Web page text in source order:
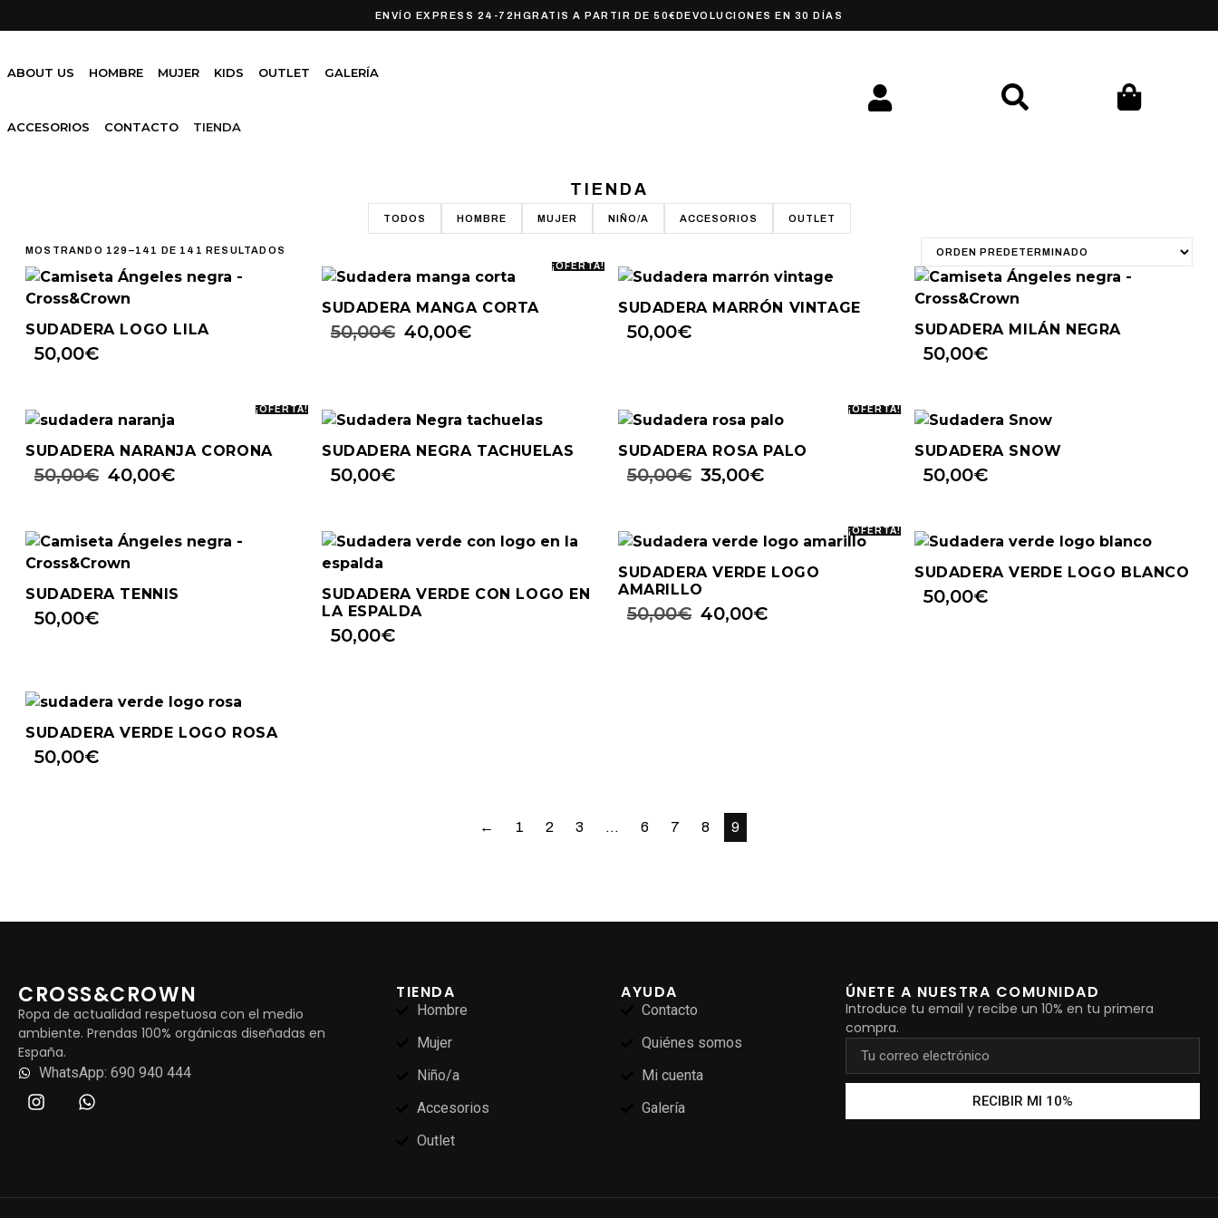
ENVÍO EXPRESS 24-72H GRATIS A PARTIR DE 50€DEVOLUCIONES EN 30 DÍAS
ABOUT US HOMBRE MUJER KIDS OUTLET GALERÍA
ACCESORIOS CONTACTO TIENDA
TIENDA
TODOS HOMBRE MUJER NIÑO/A ACCESORIOS OUTLET
MOSTRANDO 129–141 DE 141 RESULTADOS
SUDADERA LOGO LILA
50,00€
¡OFERTA!
SUDADERA MANGA CORTA
50,00€ 40,00€
SUDADERA MARRÓN VINTAGE
50,00€ SUDADERA MILÁN NEGRA
50,00€
¡OFERTA!
SUDADERA NARANJA CORONA
50,00€ 40,00€
SUDADERA NEGRA TACHUELAS
50,00€
¡OFERTA!
SUDADERA ROSA PALO
50,00€ 35,00€
SUDADERA SNOW
50,00€
SUDADERA TENNIS
50,00€
SUDADERA VERDE CON LOGO EN
LA ESPALDA
50,00€
¡OFERTA!
SUDADERA VERDE LOGO
AMARILLO
50,00€ 40,00€
SUDADERA VERDE LOGO BLANCO
50,00€
SUDADERA VERDE LOGO ROSA
50,00€
← 1 2 3 … 6 7 8 9
CROSS&CROWN
Ropa de actualidad respetuosa con el medio
ambiente. Prendas 100% orgánicas diseñadas en
España.
WhatsApp: 690 940 444
TIENDA
Hombre
Mujer
Niño/a
Accesorios
Outlet
AYUDA
Contacto
Quiénes somos
Mi cuenta
Galería
ÚNETE A NUESTRA COMUNIDAD
Introduce tu email y recibe un 10% en tu primera
compra.
RECIBIR MI 10%